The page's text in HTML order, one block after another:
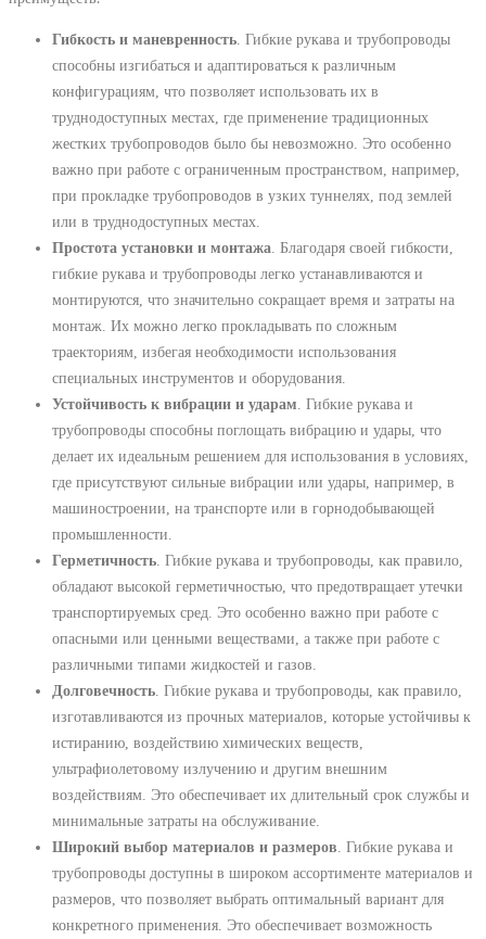
Гибкость и маневренность . Гибкие рукава и трубопроводы
способны изгибаться и адаптироваться к различным
конфигурациям, что позволяет использовать их в
труднодоступных местах, где применение традиционных
жестких трубопроводов было бы невозможно. Это особенно
важно при работе с ограниченным пространством, например,
при прокладке трубопроводов в узких туннелях, под землей
или в труднодоступных местах.
Простота установки и монтажа . Благодаря своей гибкости,
гибкие рукава и трубопроводы легко устанавливаются и
монтируются, что значительно сокращает время и затраты на
монтаж. Их можно легко прокладывать по сложным
траекториям, избегая необходимости использования
специальных инструментов и оборудования.
Устойчивость к вибрации и ударам . Гибкие рукава и
трубопроводы способны поглощать вибрацию и удары, что
делает их идеальным решением для использования в условиях,
где присутствуют сильные вибрации или удары, например, в
машиностроении, на транспорте или в горнодобывающей
промышленности.
Герметичность . Гибкие рукава и трубопроводы, как правило,
обладают высокой герметичностью, что предотвращает утечки
транспортируемых сред. Это особенно важно при работе с
опасными или ценными веществами, а также при работе с
различными типами жидкостей и газов.
Долговечность . Гибкие рукава и трубопроводы, как правило,
изготавливаются из прочных материалов, которые устойчивы к
истиранию, воздействию химических веществ,
ультрафиолетовому излучению и другим внешним
воздействиям. Это обеспечивает их длительный срок службы и
минимальные затраты на обслуживание.
Широкий выбор материалов и размеров . Гибкие рукава и
трубопроводы доступны в широком ассортименте материалов и
размеров, что позволяет выбрать оптимальный вариант для
конкретного применения. Это обеспечивает возможность